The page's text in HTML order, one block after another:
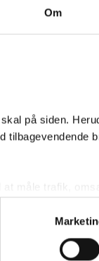
Om
på siden.
tilbagevendende
måle trafik,
kan du se